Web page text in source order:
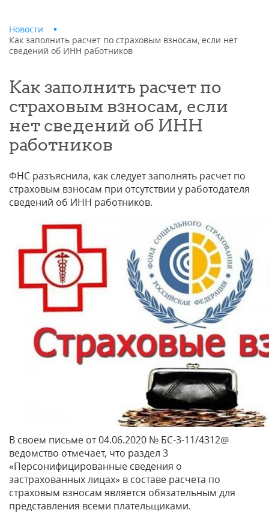
Новости
Как заполнить расчет по страховым взносам, если нет
сведений об ИНН работников
Как заполнить расчет по
страховым взносам, если
нет сведений об ИНН
работников
ФНС разъяснила, как следует заполнять расчет по
страховым взносам при отсутствии у работодателя
сведений об ИНН работников.
В своем письме от 04.06.2020 № БС-3-11/4312@
ведомство отмечает, что раздел 3
«Персонифицированные сведения о
застрахованных лицах» в составе расчета по
страховым взносам является обязательным для
представления всеми плательщиками.